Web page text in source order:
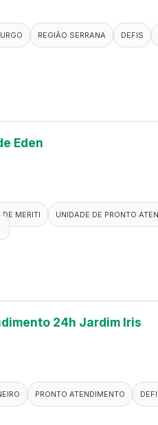
REGIÃO SERRANA DEFIS
Eden
MERITI UNIDADE DE PRONTO
24h Jardim Iris
PRONTO ATENDIMENTO